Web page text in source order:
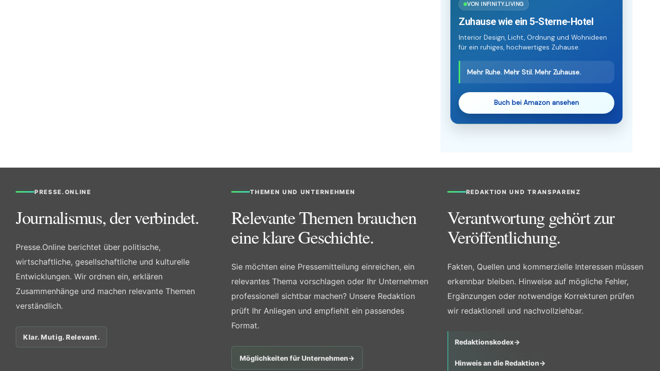
VON INFINITY.LIVING
Zuhause wie ein 5-Sterne-Hotel
Interior Design, Licht, Ordnung und Wohnideen
für ein ruhiges, hochwertiges Zuhause.
Mehr Ruhe. Mehr Stil. Mehr Zuhause.
Buch bei Amazon ansehen
PRESSE.ONLINE
Journalismus, der verbindet.
Presse.Online berichtet über politische,
wirtschaftliche, gesellschaftliche und kulturelle
Entwicklungen. Wir ordnen ein, erklären
Zusammenhänge und machen relevante Themen
verständlich.
Klar. Mutig. Relevant.
THEMEN UND UNTERNEHMEN
Relevante Themen brauchen
eine klare Geschichte.
Sie möchten eine Pressemitteilung einreichen, ein
relevantes Thema vorschlagen oder Ihr Unternehmen
professionell sichtbar machen? Unsere Redaktion
prüft Ihr Anliegen und empfiehlt ein passendes
Format.
Möglichkeiten für Unternehmen→
REDAKTION UND TRANSPARENZ
Verantwortung gehört zur
Veröffentlichung.
Fakten, Quellen und kommerzielle Interessen müssen
erkennbar bleiben. Hinweise auf mögliche Fehler,
Ergänzungen oder notwendige Korrekturen prüfen
wir redaktionell und nachvollziehbar.
Redaktionskodex→
Hinweis an die Redaktion→